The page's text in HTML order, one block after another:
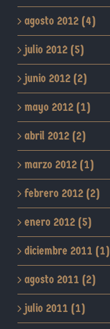
agosto 2012 (4)
julio 2012 (5)
junio 2012 (2)
mayo 2012 (1)
abril 2012 (2)
marzo 2012 (1)
febrero 2012 (2)
enero 2012 (5)
diciembre 2011 (1)
agosto 2011 (2)
julio 2011 (1)